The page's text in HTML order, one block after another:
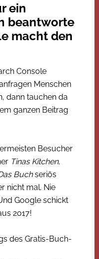
ein
beantworte
macht den
Console
Menschen
dann tauchen da
ganzen Beitrag
Besucher
Tinas Kitchen,
Buchseriös
nicht mal. Nie
Google schickt
2017!